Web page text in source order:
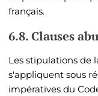
français.
6.8. Clauses
Les stipulations de
s'appliquent sous
impératives du